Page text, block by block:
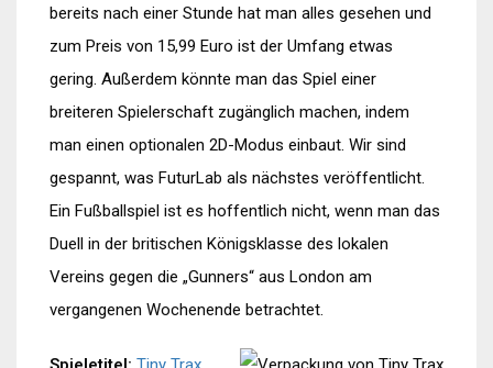
bereits nach einer Stunde hat man alles gesehen und
zum Preis von 15,99 Euro ist der Umfang etwas
gering. Außerdem könnte man das Spiel einer
breiteren Spielerschaft zugänglich machen, indem
man einen optionalen 2D-Modus einbaut. Wir sind
gespannt, was FuturLab als nächstes veröffentlicht.
Ein Fußballspiel ist es hoffentlich nicht, wenn man das
Duell in der britischen Königsklasse des lokalen
Vereins gegen die „Gunners“ aus London am
vergangenen Wochenende betrachtet.